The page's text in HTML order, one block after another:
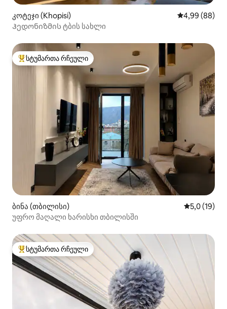
კოტეჯი (Khopisi) საშუალო
4,99 (88)
Ჰედონიზმის ტბის სახლი
სტუმართა რჩეული მოწინავე ვარიანტი
სტუმართა რჩეული
ბინა (თბილისი) საშუალო
5,0 (19)
უფრო მაღალი ხარისხი თბილისში
სტუმართა რჩეული მოწინავე ვარიანტი
სტუმართა რჩეული